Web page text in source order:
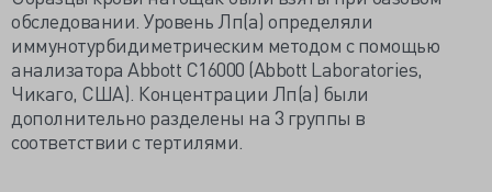
обследовании. Уровень Лп(а) определяли
иммунотурбидиметрическим методом с помощью
анализатора Abbott C16000 (Abbott Laboratories,
Чикаго, США). Концентрации Лп(а) были
дополнительно разделены на 3 группы в
соответствии с тертилями.